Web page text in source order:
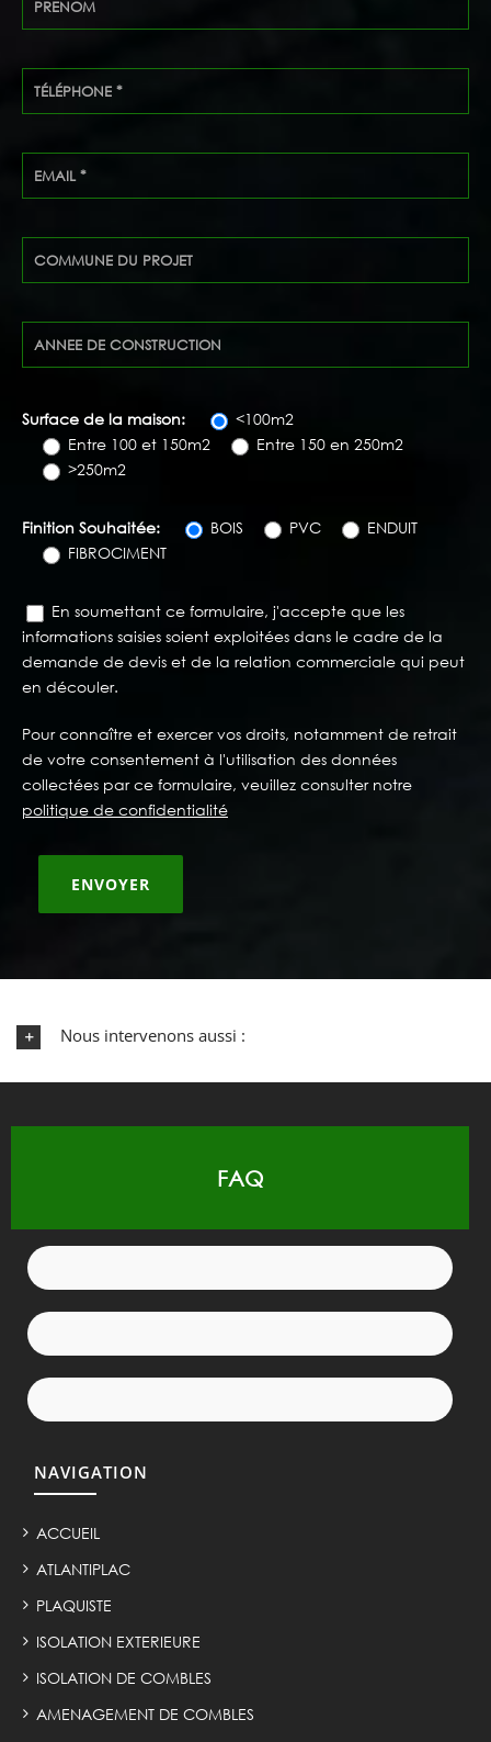
Surface de la maison:
<100m2
Entre 100 et 150m2
Entre 150 en 250m2
>250m2
Finition Souhaitée: BOIS PVC
ENDUIT
FIBROCIMENT
En soumettant ce formulaire, j'accepte que les
informations saisies soient exploitées dans le cadre de la
demande de devis et de la relation commerciale qui peut
en découler.
Pour connaître et exercer vos droits, notamment de retrait
de votre consentement à l'utilisation des données
collectées par ce formulaire, veuillez consulter notre
politique de confidentialité
Nous intervenons aussi :
FAQ
NAVIGATION
ACCUEIL
ATLANTIPLAC
PLAQUISTE
ISOLATION EXTERIEURE
ISOLATION DE COMBLES
AMENAGEMENT DE COMBLES